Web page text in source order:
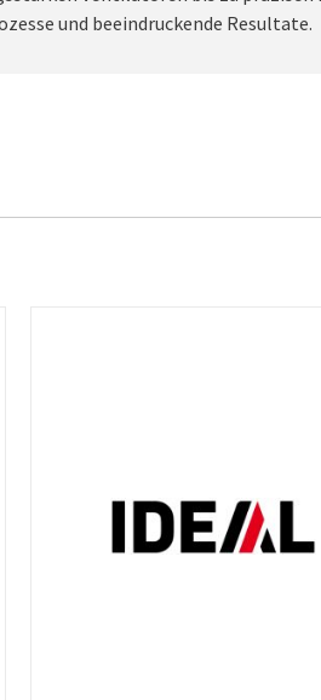
und beeindruckende Resultate.